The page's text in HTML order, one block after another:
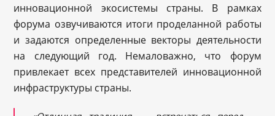
инновационной экосистемы страны. В рамках
форума озвучиваются итоги проделанной работы
и задаются определенные векторы деятельности
на следующий год. Немаловажно, что форум
привлекает всех представителей инновационной
инфраструктуры страны.